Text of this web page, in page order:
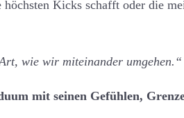
Kicks schafft oder die
wie wir miteinander umgehen.“
mit seinen Gefühlen,